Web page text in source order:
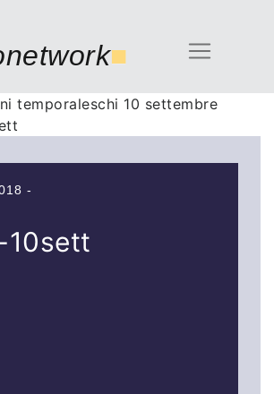
■
temporaleschi 10 settembre
-
10sett